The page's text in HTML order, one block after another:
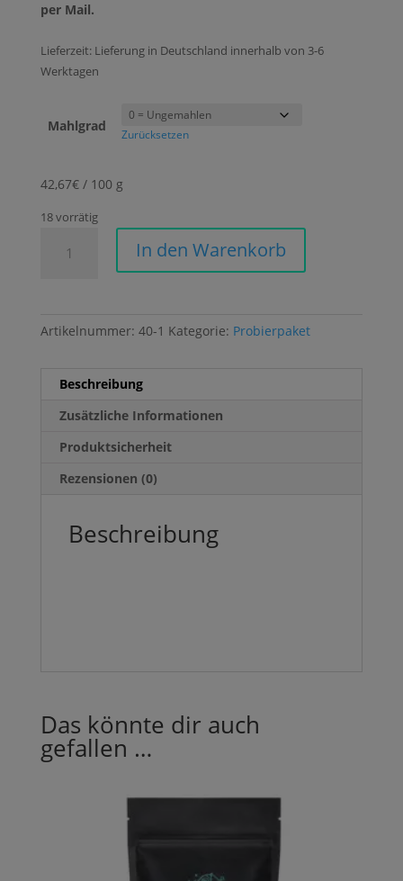
per Mail.
Lieferzeit: Lieferung in Deutschland innerhalb von 3-6
Werktagen
Mahlgrad
Zurücksetzen
42,67€ / 100 g
18 vorrätig
Variante
In den Warenkorb
Artikelnummer: 40-1 Kategorie: Probierpaket
Beschreibung
Zusätzliche Informationen
Produktsicherheit
Rezensionen (0)
Beschreibung
Das könnte dir auch
gefallen …